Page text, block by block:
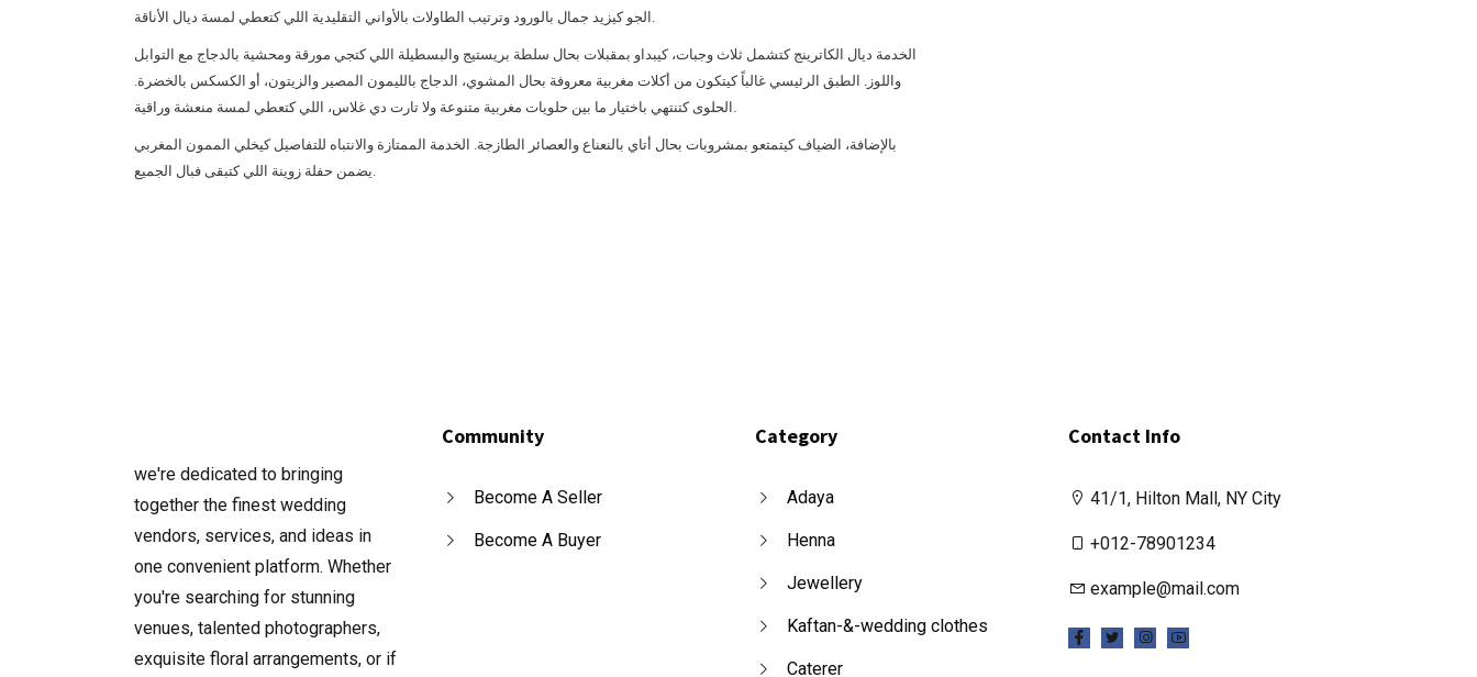
الخدمة ديال الكاترينج كتشمل ثلاث وجبات، كيبداو بمقبلات بحال سلطة بريستيج والبسطيلة اللي كتجي مورقة ومحشية بالدجاج مع التوابل
واللوز. الطبق الرئيسي غالباً كيتكون من أكلات مغربية معروفة بحال المشوي، الدجاج بالليمون المصير والزيتون، أو الكسكس بالخضرة.
بالإضافة، الضياف كيتمتعو بمشروبات بحال أتاي بالنعناع والعصائر الطازجة. الخدمة الممتازة والانتباه للتفاصيل كيخلي الممون المغربي
we're dedicated to bringing
together the finest wedding
vendors, services, and ideas in
one convenient platform. Whether
you're searching for stunning
venues, talented photographers,
exquisite floral arrangements, or if
Community
Become A Seller
Become A Buyer
Category
Adaya
Henna
Jewellery
Kaftan-&-wedding clothes
Caterer
Contact Info
41/1, Hilton Mall, NY City
+012-78901234
example@mail.com